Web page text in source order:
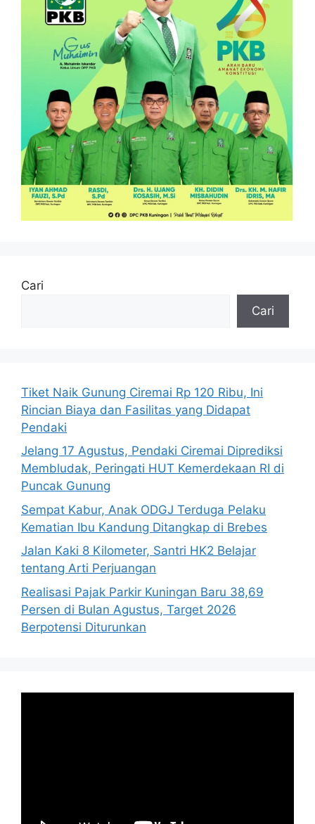
Cari
Cari
Tiket Naik Gunung Ciremai Rp 120 Ribu, Ini
Rincian Biaya dan Fasilitas yang Didapat
Pendaki
Jelang 17 Agustus, Pendaki Ciremai Diprediksi
Membludak, Peringati HUT Kemerdekaan RI di
Puncak Gunung
Sempat Kabur, Anak ODGJ Terduga Pelaku
Kematian Ibu Kandung Ditangkap di Brebes
Jalan Kaki 8 Kilometer, Santri HK2 Belajar
tentang Arti Perjuangan
Realisasi Pajak Parkir Kuningan Baru 38,69
Persen di Bulan Agustus, Target 2026
Berpotensi Diturunkan